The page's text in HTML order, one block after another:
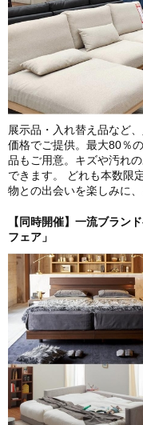
展示品・入れ替え品など
価格でご提供。最大80％
品もご用意。キズや汚れ
できます。 どれも本数限
物との出会いを楽しみに
【同時開催】一流ブラン
フェア」